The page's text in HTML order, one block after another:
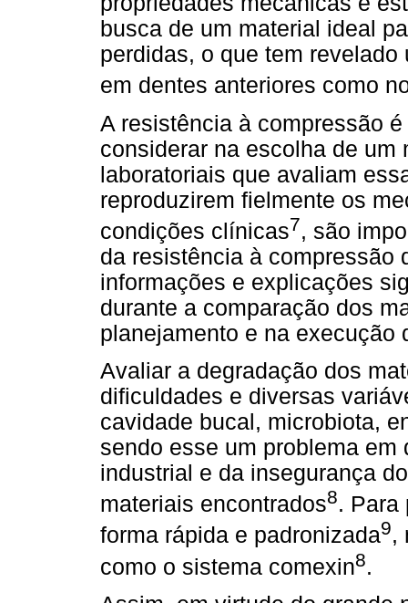
busca de um material ideal
perdidas, o que tem
em dentes anteriores como
A resistência à compressão
considerar na escolha de um
laboratoriais que avaliam
reproduzirem fielmente os
condições clínicas7, são
da resistência à compressão
informações e explicações
durante a comparação dos
planejamento e na execução
Avaliar a degradação dos
dificuldades e diversas
cavidade bucal, microbiota,
sendo esse um problema
industrial e da insegurança
materiais encontrados8. Para
forma rápida e padronizada9,
como o sistema comexin8.